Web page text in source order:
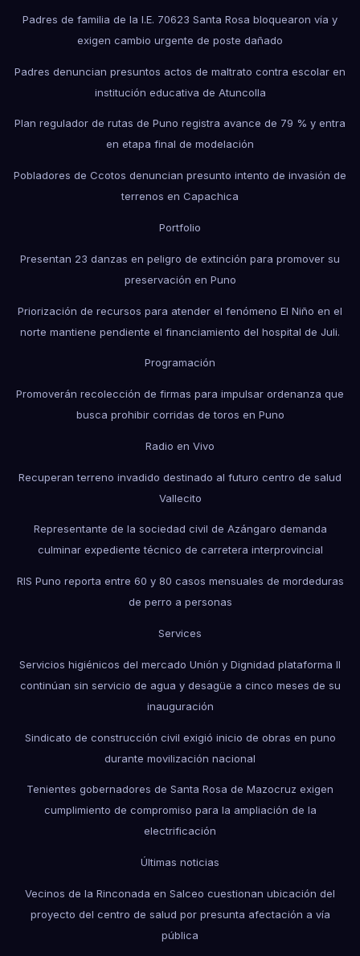
Padres de familia de la I.E. 70623 Santa Rosa bloquearon vía y
exigen cambio urgente de poste dañado
Padres denuncian presuntos actos de maltrato contra escolar en
institución educativa de Atuncolla
Plan regulador de rutas de Puno registra avance de 79 % y entra
en etapa final de modelación
Pobladores de Ccotos denuncian presunto intento de invasión de
terrenos en Capachica
Portfolio
Presentan 23 danzas en peligro de extinción para promover su
preservación en Puno
Priorización de recursos para atender el fenómeno El Niño en el
norte mantiene pendiente el financiamiento del hospital de Juli.
Programación
Promoverán recolección de firmas para impulsar ordenanza que
busca prohibir corridas de toros en Puno
Radio en Vivo
Recuperan terreno invadido destinado al futuro centro de salud
Vallecito
Representante de la sociedad civil de Azángaro demanda
culminar expediente técnico de carretera interprovincial
RIS Puno reporta entre 60 y 80 casos mensuales de mordeduras
de perro a personas
Services
Servicios higiénicos del mercado Unión y Dignidad plataforma II
continúan sin servicio de agua y desagüe a cinco meses de su
inauguración
Sindicato de construcción civil exigió inicio de obras en puno
durante movilización nacional
Tenientes gobernadores de Santa Rosa de Mazocruz exigen
cumplimiento de compromiso para la ampliación de la
electrificación
Últimas noticias
Vecinos de la Rinconada en Salceo cuestionan ubicación del
proyecto del centro de salud por presunta afectación a vía
pública